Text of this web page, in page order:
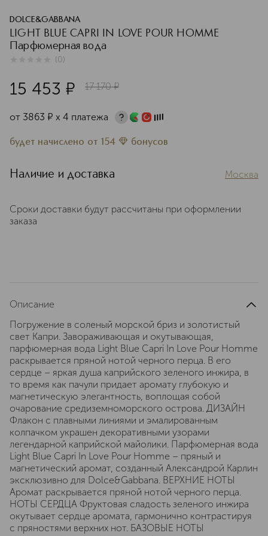
DOLCE&GABBANA
LIGHT BLUE CAPRI IN LOVE POUR HOMME
Парфюмерная вода
(0)
15 453 ¤ 17 170 ¤
от 3863 ¤ х 4 платежа
будет начислено от 154 бонусов
Наличие и доставка Москва
Сроки доставки будут рассчитаны при оформлении
заказа
Описание
Погружение в соленый морской бриз и золотистый
свет Капри. Завораживающая и окутывающая,
парфюмерная вода Light Blue Capri In Love Pour Homme
раскрывается пряной нотой черного перца. В его
сердце – яркая душа каприйского зеленого инжира, в
то время как пачули придает аромату глубокую и
магнетическую элегантность, воплощая собой
очарование средиземноморского острова. ДИЗАЙН
Флакон с плавными линиями и эмалированным
колпачком украшен декоративными узорами
легендарной каприйской майолики. Парфюмерная вода
Light Blue Capri In Love Pour Homme – пряный и
магнетический аромат, созданный Александрой Карлин
эксклюзивно для Dolce&Gabbana. ВЕРХНИЕ НОТЫ
Аромат раскрывается пряной нотой черного перца.
НОТЫ СЕРДЦА Фруктовая сладость зеленого инжира
окутывает сердце аромата, гармонично контрастируя
с пряностями верхних нот. БАЗОВЫЕ НОТЫ